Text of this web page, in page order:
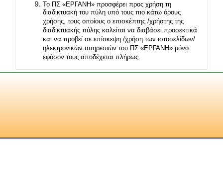
Το ΠΣ «ΕΡΓΑΝΗ» προσφέρει προς χρήση τη
διαδικτυακή του πύλη υπό τους πιο κάτω όρους
χρήσης, τους οποίους ο επισκέπτης /χρήστης της
διαδικτυακής πύλης καλείται να διαβάσει προσεκτικά
και να προβεί σε επίσκεψη /χρήση των ιστοσελίδων/
ηλεκτρονικών υπηρεσιών του ΠΣ «ΕΡΓΑΝΗ» μόνο
εφόσον τους αποδέχεται πλήρως.